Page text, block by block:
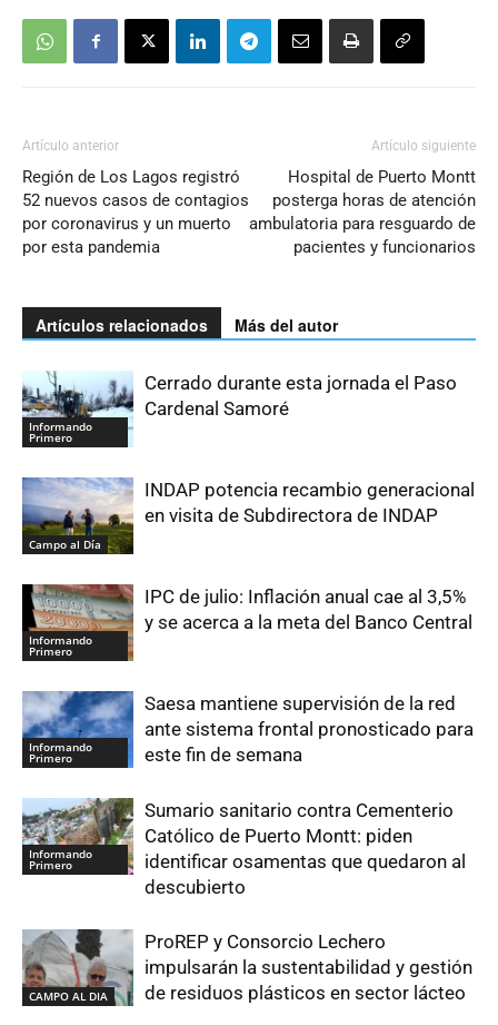
Artículo anterior
Región de Los Lagos registró
52 nuevos casos de contagios
por coronavirus y un muerto
por esta pandemia
Artículo siguiente
Hospital de Puerto Montt
posterga horas de atención
ambulatoria para resguardo de
pacientes y funcionarios
Artículos relacionados Más del autor
Informando
Primero
Cerrado durante esta jornada el Paso
Cardenal Samoré
Campo al Día
INDAP potencia recambio generacional
en visita de Subdirectora de INDAP
Informando
Primero
IPC de julio: Inflación anual cae al 3,5%
y se acerca a la meta del Banco Central
Informando
Primero
Saesa mantiene supervisión de la red
ante sistema frontal pronosticado para
este fin de semana
Informando
Primero
Sumario sanitario contra Cementerio
Católico de Puerto Montt: piden
identificar osamentas que quedaron al
descubierto
CAMPO AL DIA
ProREP y Consorcio Lechero
impulsarán la sustentabilidad y gestión
de residuos plásticos en sector lácteo